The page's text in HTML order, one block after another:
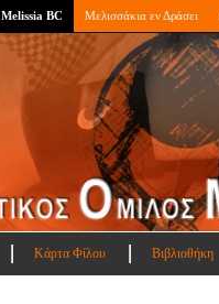
Melissia BC Μελισσάκια εν Δράσει
Κάρτα Φίλου Βιβλιοθήκη